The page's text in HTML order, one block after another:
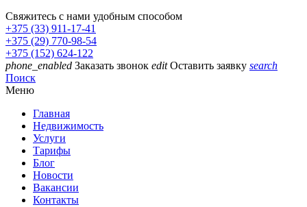
Свяжитесь с нами удобным способом
+375 (33) 911-17-41
+375 (29) 770-98-54
+375 (152) 624-122
phone_enabled Заказать звонок edit Оставить заявку search
Поиск
Меню
Главная
Недвижимость
Услуги
Тарифы
Блог
Новости
Вакансии
Контакты